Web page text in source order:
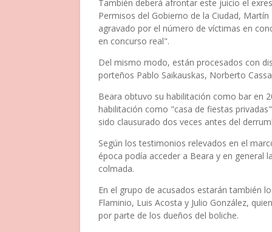
También deberá afrontar este juicio el
Permisos del Gobierno de la Ciudad,
agravado por el número de víctimas en
en concurso real".
Del mismo modo, están procesados con
porteños Pablo Saikauskas, Norberto
Beara obtuvo su habilitación como bar en
habilitación como "casa de fiestas
sido clausurado dos veces antes del
Según los testimonios relevados en el
época podía acceder a Beara y en general
colmada.
En el grupo de acusados estarán también
Flaminio, Luis Acosta y Julio González,
por parte de los dueños del boliche.